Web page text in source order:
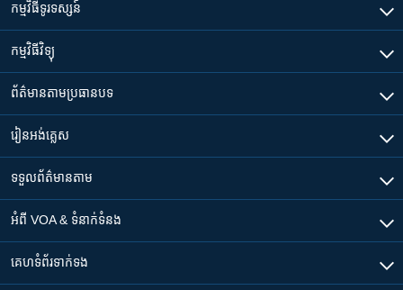
កម្មវិធី​ទូរទស្សន៍
កម្មវិធី​វិទ្យុ
ព័ត៌មាន​តាមប្រធានបទ​
រៀន​​អង់គ្លេស
ទទួល​ព័ត៌មាន​តាម
អំពី​ VOA & ទំនាក់ទំនង
គេហទំព័រ​​ទាក់ទង